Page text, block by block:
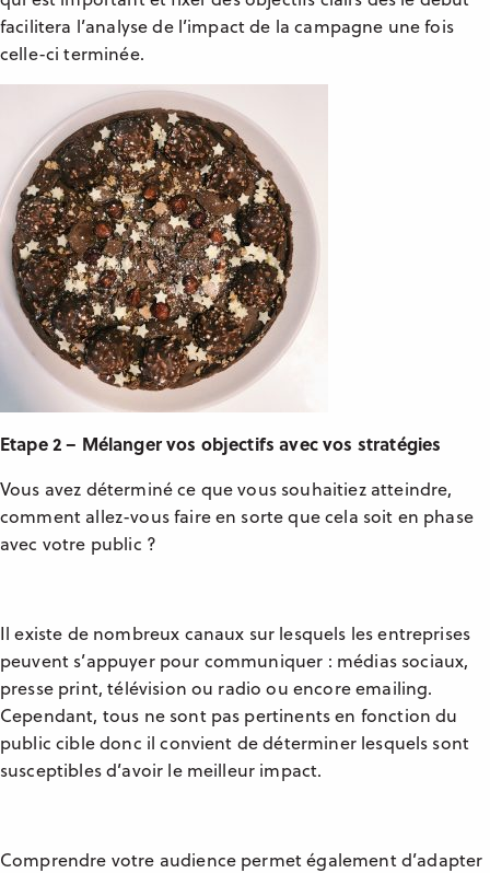
facilitera l’analyse de l’impact de la campagne une fois
celle-ci terminée.
Etape 2 – Mélanger vos objectifs avec vos stratégies
Vous avez déterminé ce que vous souhaitiez atteindre,
comment allez-vous faire en sorte que cela soit en phase
avec votre public ?
Il existe de nombreux canaux sur lesquels les entreprises
peuvent s’appuyer pour communiquer : médias sociaux,
presse print, télévision ou radio ou encore emailing.
Cependant, tous ne sont pas pertinents en fonction du
public cible donc il convient de déterminer lesquels sont
susceptibles d’avoir le meilleur impact.
Comprendre votre audience permet également d’adapter